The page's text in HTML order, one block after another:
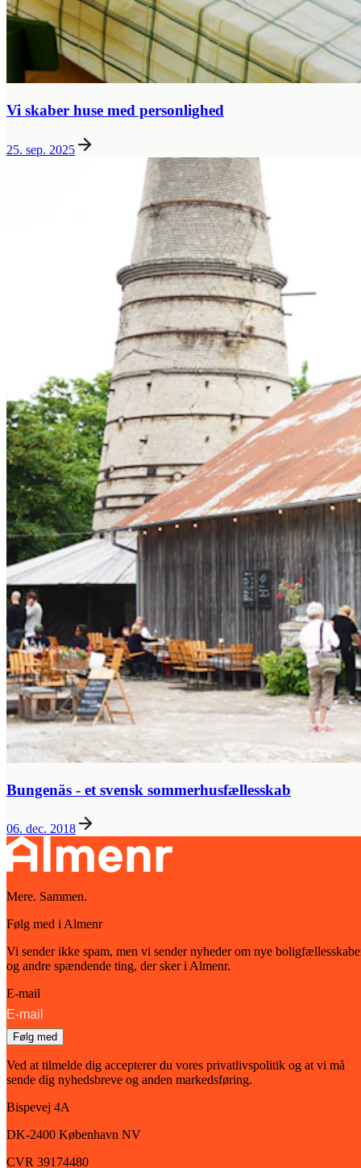
Vi skaber huse med personlighed
25. sep. 2025
Bungenäs - et svensk sommerhusfællesskab
06. dec. 2018
Mere. Sammen.
Følg med i Almenr
Vi sender ikke spam, men vi sender nyheder om nye
og andre spændende ting, der sker i Almenr.
E-mail
Følg med
Ved at tilmelde dig accepterer du vores privatlivspolitik og at vi må
sende dig nyhedsbreve og anden markedsføring.
Bispevej 4A
DK-2400 København NV
CVR 39174480